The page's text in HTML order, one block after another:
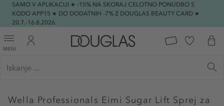
SAMO V APLIKACIJI ★ -15% NA SKORAJ CELOTNO PONUDBO S
KODO APP15 ★ DO DODATNIH -7% Z DOUGLAS BEAUTY CARD ★
20.7.-16.8.2026.
MENI
Wella Professionals Eimi Sugar Lift Sprej za